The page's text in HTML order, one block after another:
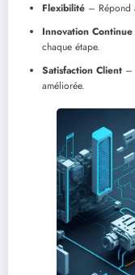
Flexibilité – Répond
Innovation Continue
chaque étape.
Satisfaction Client –
améliorée.